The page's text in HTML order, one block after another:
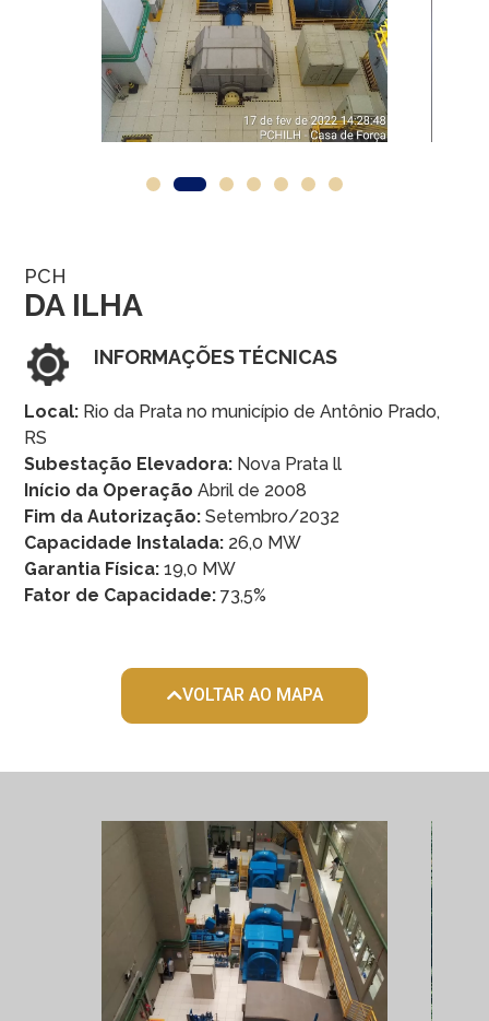
PCH
DA ILHA
INFORMAÇÕES TÉCNICAS
Local: Rio da Prata no município de Antônio Prado,
RS
Subestação Elevadora: Nova Prata ll
Início da Operação Abril de 2008
Fim da Autorização: Setembro/2032
Capacidade Instalada: 26,0 MW
Garantia Física:19,0 MW
Fator de Capacidade: 73,5%
VOLTAR AO MAPA